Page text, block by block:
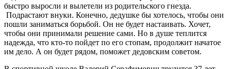
быстро выросли и вылетели из родительского гнезда.
Подрастают внуки. Конечно, дедушке бы хотелось, чтобы они
пошли заниматься борьбой. Он не будет настаивать. Хочет,
чтобы они принимали решение сами. Но в душе теплится
надежда, что кто-то пойдет по его стопам, продолжит начатое
им дело. А он будет рядом, поможет дедовским советом.